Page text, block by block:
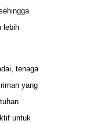
lebih
tenaga
yang
untuk